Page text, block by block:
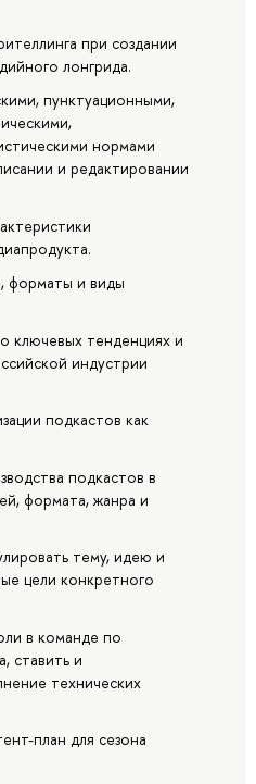
при создании
лонгрида.
пунктуационными,
нормами
и редактировании
форматы и виды
ключевых тенденциях и
индустрии
подкастов как
подкастов в
формата, жанра и
тему, идею и
цели конкретного
в команде по
ставить и
технических
план для сезона